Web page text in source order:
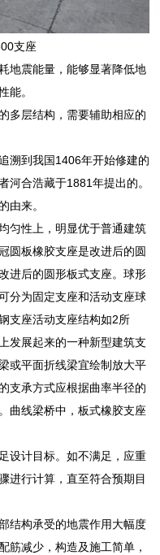
支座
地震能量，能够显著降低地
能。
多层结构，需要辅助相应的
溯到我国1406年开始修建的
河合浩藏于1881年提出的。
由来。
匀性上，明显优于普通建筑
圆板橡胶支座是改进后的圆
进后的圆形板式支座。球形
分为固定支座和活动支座球
支座活动支座结构如2所
发展起来的一种新型建筑支
或平面折线梁宜绘制放大平
支承方式应根据曲率半径的
曲线梁桥中，板式橡胶支座
设计目标。如不满足，应重
进行计算，直至符合预期目
结构承受的地震作用大幅度
筋减少，构造及施工简单，